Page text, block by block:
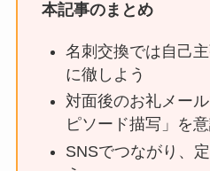
本記事のまとめ
名刺交換では自己
に徹しよう
対面後のお礼メー
ピソード描写」を
SNSでつながり、